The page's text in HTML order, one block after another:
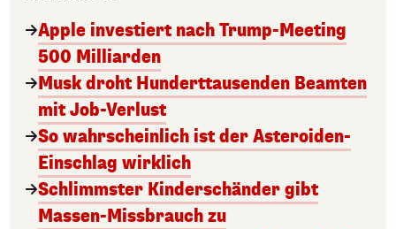
Apple investiert nach Trump-Meeting
500 Milliarden
Musk droht Hunderttausenden Beamten
mit Job-Verlust
So wahrscheinlich ist der Asteroiden-
Einschlag wirklich
Schlimmster Kinderschänder gibt
Massen-Missbrauch zu